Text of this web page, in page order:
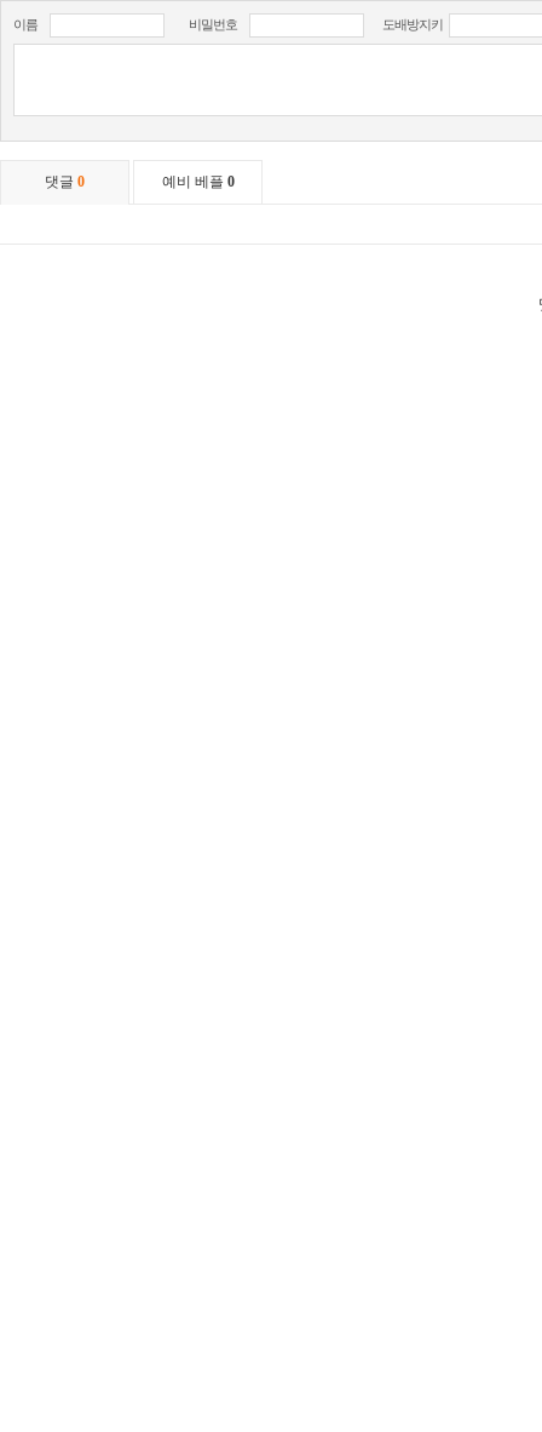
이름 비밀번호 도배방지키
댓글 0 예비 베플 0